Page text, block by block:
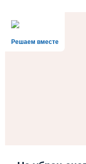
Решаем вместе